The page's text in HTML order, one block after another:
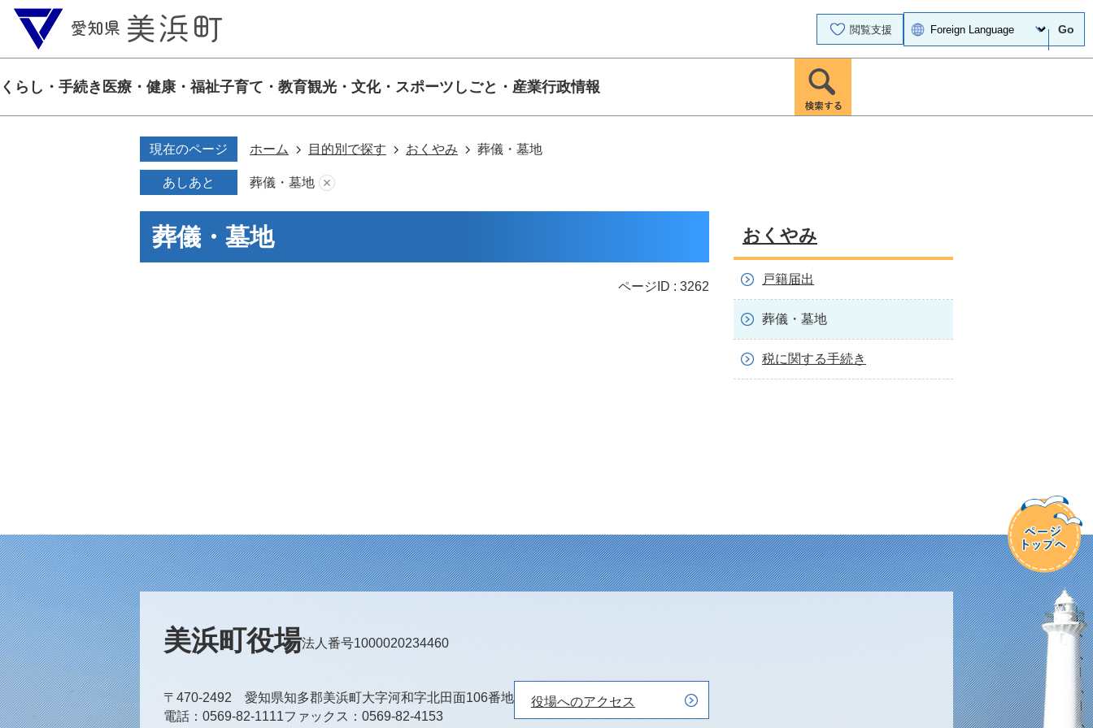
閲覧支援 Go
くらし・手続き 医療・健康・福祉子育て・教育観光・文化・スポーツ しごと・産業行政情報
現在のページ ホーム 目的別で探す おくやみ 葬儀・墓地
あしあと 葬儀・墓地
葬儀・墓地
ページID : 3262
おくやみ
戸籍届出
葬儀・墓地
税に関する手続き
美浜町役場法人番号1000020234460
〒470-2492 愛知県知多郡美浜町大字河和字北田面106番地
電話
0569-82-1111ファックス 0569-82-4153
役場へのアクセス